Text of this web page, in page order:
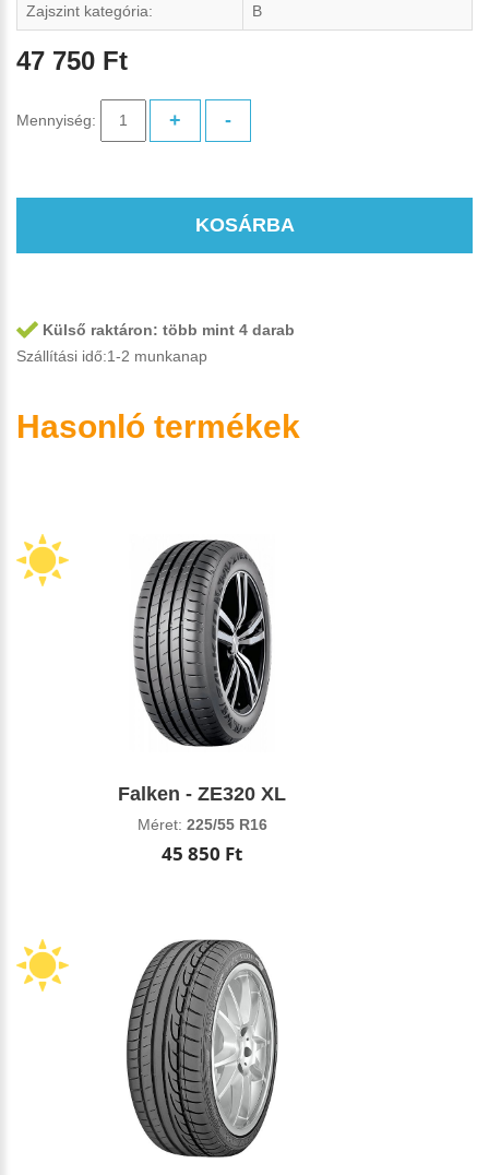
Zajszint kategória: B
47 750 Ft
Mennyiség: + -
KOSÁRBA
Külső raktáron: több mint 4 darab
Szállítási idő:1-2 munkanap
Hasonló termékek
Falken - ZE320 XL
Méret: 225/55 R16
45 850 Ft